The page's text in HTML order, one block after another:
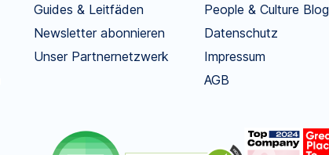
Guides & Leitfäden
Newsletter abonnieren
Unser Partnernetzwerk
People & Culture Blog
Datenschutz
Impressum
AGB